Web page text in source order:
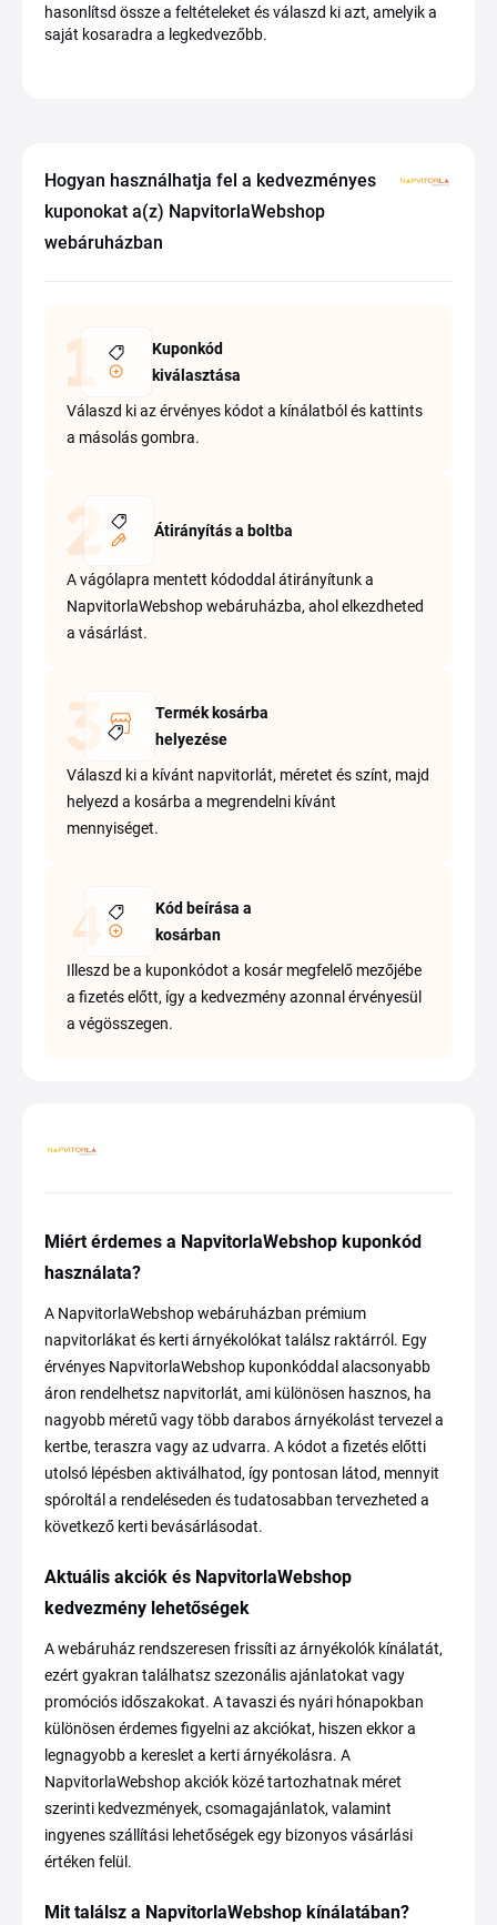
hasonlítsd össze a feltételeket és válaszd ki azt, amelyik a
saját kosaradra a legkedvezőbb.
Hogyan használhatja fel a kedvezményes
kuponokat a(z) NapvitorlaWebshop
webáruházban
Kuponkód
kiválasztása
Válaszd ki az érvényes kódot a kínálatból és kattints
a másolás gombra.
Átirányítás a boltba
A vágólapra mentett kódoddal átirányítunk a
NapvitorlaWebshop webáruházba, ahol elkezdheted
a vásárlást.
Termék kosárba
helyezése
Válaszd ki a kívánt napvitorlát, méretet és színt, majd
helyezd a kosárba a megrendelni kívánt
mennyiséget.
Kód beírása a
kosárban
Illeszd be a kuponkódot a kosár megfelelő mezőjébe
a fizetés előtt, így a kedvezmény azonnal érvényesül
a végösszegen.
Miért érdemes a NapvitorlaWebshop kuponkód
használata?
A NapvitorlaWebshop webáruházban prémium
napvitorlákat és kerti árnyékolókat találsz raktárról. Egy
érvényes NapvitorlaWebshop kuponkóddal alacsonyabb
áron rendelhetsz napvitorlát, ami különösen hasznos, ha
nagyobb méretű vagy több darabos árnyékolást tervezel a
kertbe, teraszra vagy az udvarra. A kódot a fizetés előtti
utolsó lépésben aktiválhatod, így pontosan látod, mennyit
spóroltál a rendeléseden és tudatosabban tervezheted a
következő kerti bevásárlásodat.
Aktuális akciók és NapvitorlaWebshop
kedvezmény lehetőségek
A webáruház rendszeresen frissíti az árnyékolók kínálatát,
ezért gyakran találhatsz szezonális ajánlatokat vagy
promóciós időszakokat. A tavaszi és nyári hónapokban
különösen érdemes figyelni az akciókat, hiszen ekkor a
legnagyobb a kereslet a kerti árnyékolásra. A
NapvitorlaWebshop akciók közé tartozhatnak méret
szerinti kedvezmények, csomagajánlatok, valamint
ingyenes szállítási lehetőségek egy bizonyos vásárlási
értéken felül.
Mit találsz a NapvitorlaWebshop kínálatában?